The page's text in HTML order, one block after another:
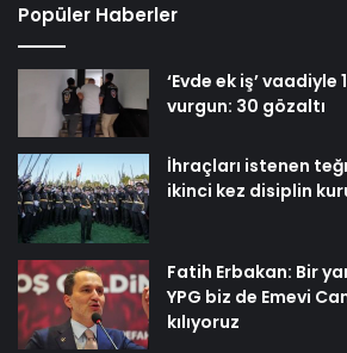
Popüler Haberler
‘Evde ek iş’
vurgun: 30 gözaltı
İhraçları istenen
ikinci kez disiplin
Fatih Erbakan: Bir
YPG biz de Emevi
kılıyoruz